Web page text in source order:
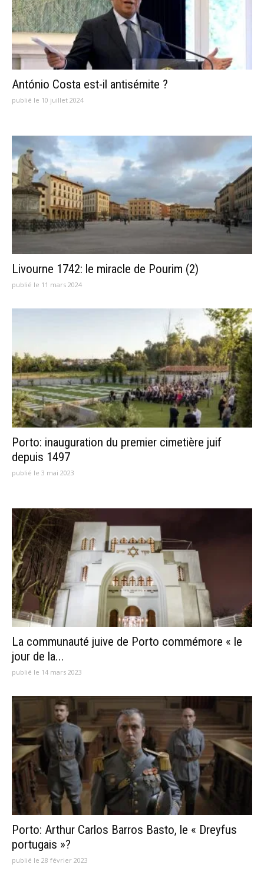
António Costa est-il antisémite ?
publié le 10 juillet 2024
Livourne 1742: le miracle de Pourim (2)
publié le 11 mars 2024
Porto: inauguration du premier cimetière juif
depuis 1497
publié le 3 mai 2023
La communauté juive de Porto commémore « le
jour de la...
publié le 14 mars 2023
Porto: Arthur Carlos Barros Basto, le « Dreyfus
portugais »?
publié le 28 février 2023